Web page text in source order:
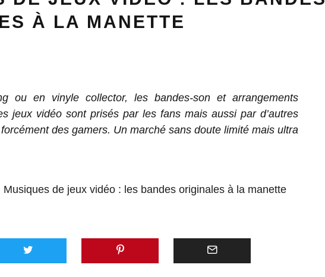
À LA MANETTE
ou en vinyle collector, les bandes-son et arrangements
jeux vidéo sont prisés par les fans mais aussi par d’autres
des gamers. Un marché sans doute limité mais ultra
Musiques de jeux vidéo : les bandes originales à la manette